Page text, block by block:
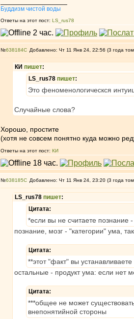
Буддизм чистой воды
Ответы на этот пост: LS_rus78
№638184 Добавлено: Чт 11 Янв 24, 22:56 (3 года
КИ пишет:
LS_rus78 пишет:
Это феноменологическся
Случайные слова?
Хорошо, простите
(хотя не совсем понятно куда можно
Ответы на этот пост: КИ
№638185 Добавлено: Чт 11 Янв 24, 23:20 (3 года
LS_rus78 пишет:
Цитата:
*если вы не считаете познание
познание, мозг - "категории" ума,
Цитата:
**этот "факт" вы
остальные - продукт ума: если нет
Цитата:
***общее не может
внепонятийной стороны